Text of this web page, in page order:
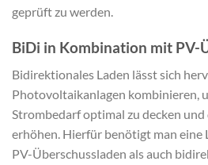
geprüft zu werden.
BiDi in Kombination mit PV-
Bidirektionales Laden lässt sich
Photovoltaikanlagen kombinieren,
Strombedarf optimal zu decken
erhöhen. Hierfür benötigt man eine
PV-Überschussladen als auch